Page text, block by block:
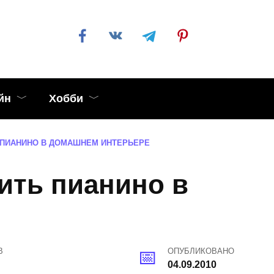
Хобби
В ДОМАШНЕМ ИНТЕРЬЕРЕ
пианино в
ОПУБЛИКОВАНО
04.09.2010